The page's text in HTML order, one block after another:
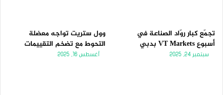
تجمّع كبار روّاد الصناعة في
أسبوع VT Markets بدبي
سبتمبر 24, 2025
وول ستريت تواجه معضلة
التحوط مع تضخم التقييمات
أغسطس 16, 2025